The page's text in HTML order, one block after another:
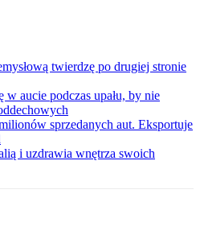
twierdzę po drugiej stronie
w aucie podczas upału, by nie
sprzedanych aut. Eksportuje
i uzdrawia wnętrza swoich